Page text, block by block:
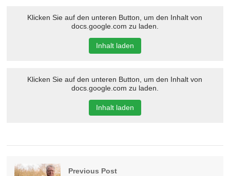
Klicken Sie auf den unteren Button, um den Inhalt von
docs.google.com zu laden.
Inhalt laden
Klicken Sie auf den unteren Button, um den Inhalt von
docs.google.com zu laden.
Inhalt laden
Previous Post